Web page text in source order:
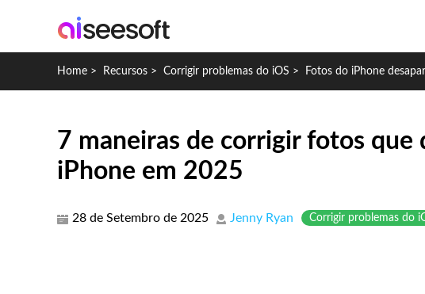
Home > Recursos > Corrigir problemas do iOS > Fotos do iPhone
7 maneiras de corrigir fotos
iPhone em 2025
28 de Setembro de 2025 Jenny Ryan Corrigir problemas do